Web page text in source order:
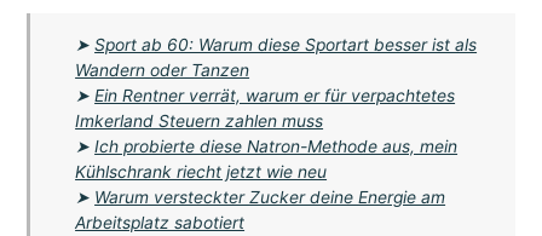
➤Sport ab 60: Warum diese Sportart besser ist als
Wandern oder Tanzen
➤Ein Rentner verrät, warum er für verpachtetes
Imkerland Steuern zahlen muss
➤Ich probierte diese Natron-Methode aus, mein
Kühlschrank riecht jetzt wie neu
➤ Warum versteckter Zucker deine Energie am
Arbeitsplatz sabotiert